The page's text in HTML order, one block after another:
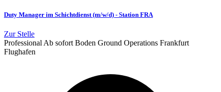
Duty Manager im Schichtdienst (m/w/d) - Station FRA
Zur Stelle
Professional Ab sofort Boden Ground Operations Frankfurt
Flughafen